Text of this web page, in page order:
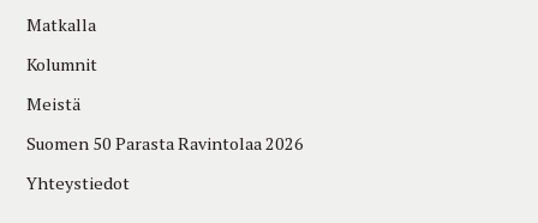
Matkalla
Kolumnit
Meistä
Suomen 50 Parasta Ravintolaa 2026
Yhteystiedot